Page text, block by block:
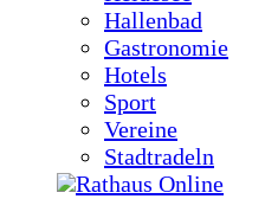
Hallenbad
Gastronomie
Hotels
Sport
Vereine
Stadtradeln
Rathaus Online